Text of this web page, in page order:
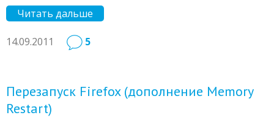
Читать дальше
14.09.2011 5
Перезапуск Firefox (дополнение Memory
Restart)